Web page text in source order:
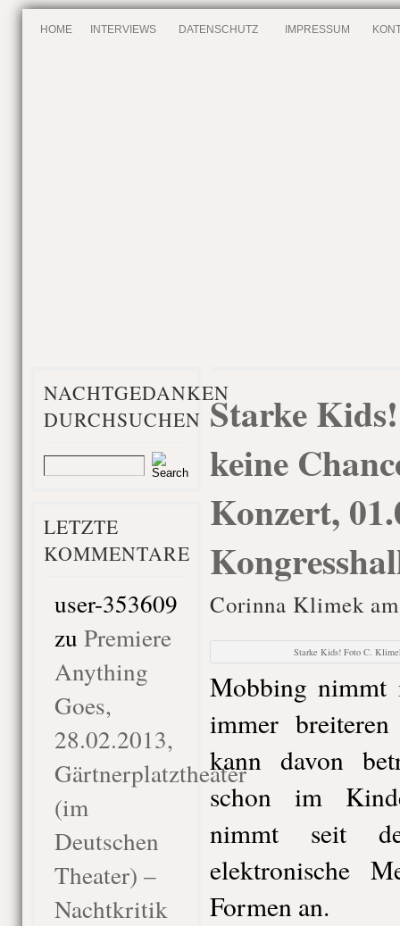
HOME INTERVIEWS DATENSCHUTZ IMPRESSUM
NACHTGEDANKEN
DURCHSUCHEN
LETZTE
KOMMENTARE
user-353609
zu Premiere
Anything
Goes,
28.02.2013,
Gärtnerplatztheater
(im
Deutschen
Theater) –
Nachtkritik
Starke
keine
Konzert,
Corinna Klimek
Starke Kids! Foto C.
Mobbing nimmt
immer
kann davon
schon im
nimmt seit
elektronische
Formen an.